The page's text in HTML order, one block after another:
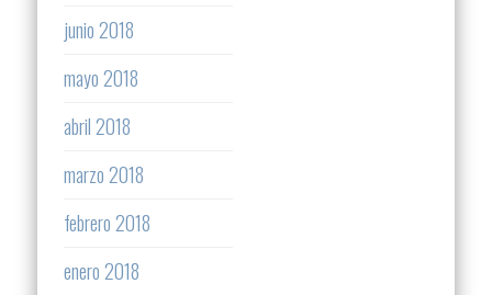
junio 2018
mayo 2018
abril 2018
marzo 2018
febrero 2018
enero 2018